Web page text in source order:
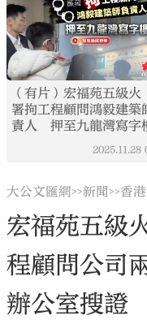
（有片）宏福苑五級火
署拘工程顧問鴻毅建築
責人 押至九龍灣寫字
2025.11.28
大公文匯網>>新聞>>香港
宏福苑五級
程顧問公司
辦公室搜證